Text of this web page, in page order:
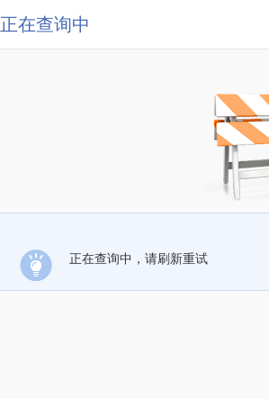
正在查询中
正在查询中，请刷新重试